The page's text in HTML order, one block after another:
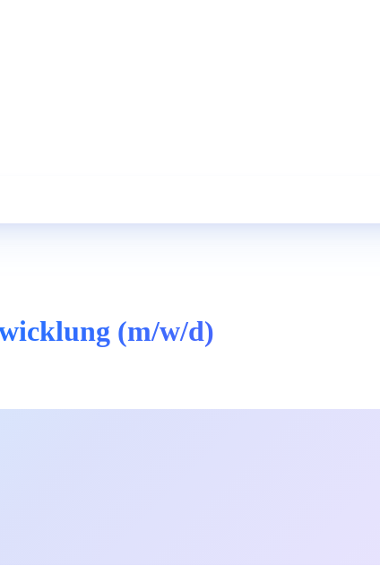
(m/w/d)